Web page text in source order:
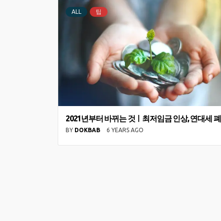
ALL 팁
2021년부터 바뀌는 것ㅣ최저임금 인상, 연대세
BY DOKBAB 6 YEARS AGO